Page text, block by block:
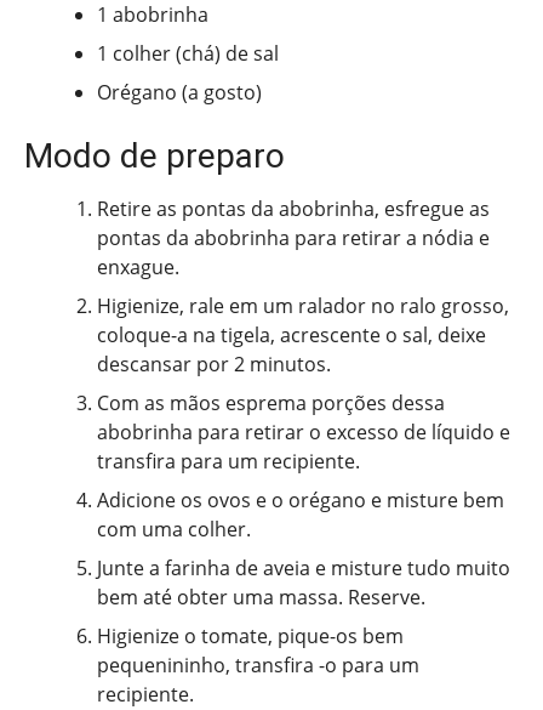
1 abobrinha
1 colher (chá) de sal
Orégano (a gosto)
Modo de preparo
Retire as pontas da abobrinha, esfregue as
pontas da abobrinha para retirar a nódia e
enxague.
Higienize, rale em um ralador no ralo grosso,
coloque-a na tigela, acrescente o sal, deixe
descansar por 2 minutos.
Com as mãos esprema porções dessa
abobrinha para retirar o excesso de líquido e
transfira para um recipiente.
Adicione os ovos e o orégano e misture bem
com uma colher.
Junte a farinha de aveia e misture tudo muito
bem até obter uma massa. Reserve.
Higienize o tomate, pique-os bem
pequenininho, transfira -o para um
recipiente.